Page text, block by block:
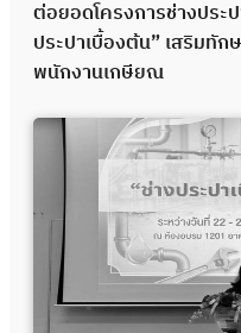
ต่อยอดโครงการช่างประ
ประปาเบื้องต้น” เสริมทัก
พนักงานเกษียณ